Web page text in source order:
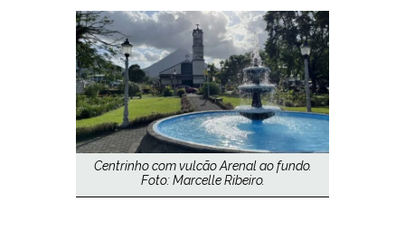
Centrinho com vulcão Arenal ao fundo.
Foto: Marcelle Ribeiro.